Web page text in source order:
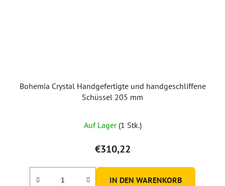
Bohemia Crystal Handgefertigte und handgeschliffene
Schüssel 205 mm
Auf Lager (1 Stk.)
€310,22
IN DEN WARENKORB